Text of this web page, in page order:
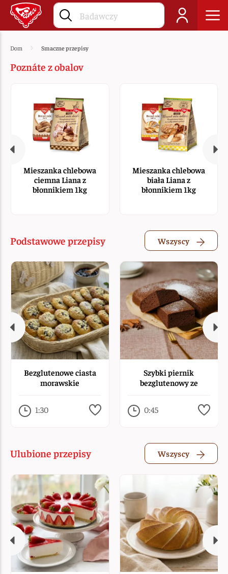
Dom Smaczne przepisy
Poznáte z obalov
Mieszanka chlebowa
ciemna Liana z
błonnikiem 1kg
Mieszanka chlebowa
biała Liana z
błonnikiem 1kg
Podstawowe przepisy Wszyscy
Bezglutenowe ciasta
morawskie
1:30
Szybki piernik
bezglutenowy ze
0:45
Ulubione przepisy Wszyscy